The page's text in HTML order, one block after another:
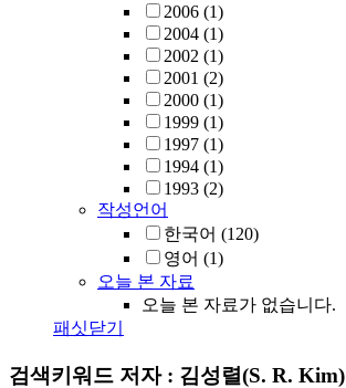
2006 (1)
2004 (1)
2002 (1)
2001 (2)
2000 (1)
1999 (1)
1997 (1)
1994 (1)
1993 (2)
작성언어
한국어 (120)
영어 (1)
오늘 본 자료
오늘 본 자료가 없습니다.
패싯닫기
검색키워드 저자 : 김성렬(S. R. Kim)